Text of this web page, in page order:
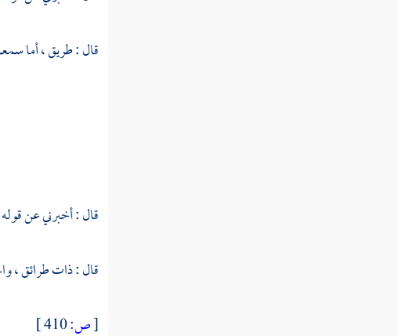
قال : طريق ، أما
قال : أخبرني عن
قال : ذات طرائق ،
[ص: